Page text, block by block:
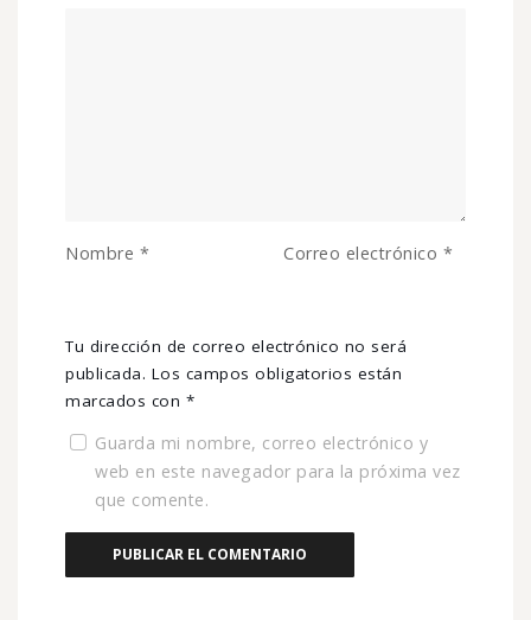
Tu dirección de correo electrónico no será
publicada. Los campos obligatorios están
marcados con *
Nombre * Correo electrónico *
Guarda mi nombre, correo electrónico y
web en este navegador para la próxima vez
que comente.